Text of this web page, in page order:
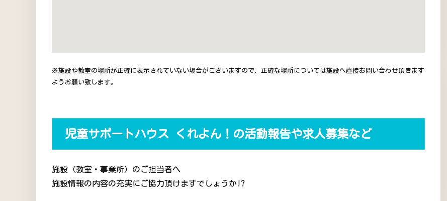
※施設や教室の場所が正確に表示されていない場合がございますので、正確な場所については施設へ直接お問い合わせ頂きます
ようお願い致します。
児童サポートハウス くれよん！の活動報告や求人募集など
施設（教室・事業所）のご担当者へ
施設情報の内容の充実にご協力頂けますでしょうか!?